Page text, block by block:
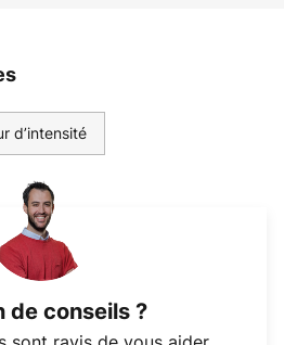
d’intensité
de conseils ?